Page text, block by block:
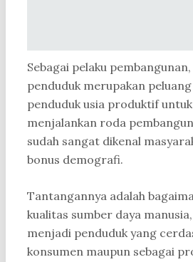
Sebagai pelaku
penduduk merupakan
penduduk usia produktif
menjalankan roda
sudah sangat dikenal
bonus demografi.
Tantangannya adalah
kualitas sumber daya
menjadi penduduk yang
konsumen maupun sebagai